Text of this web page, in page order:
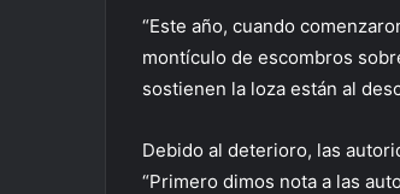
“Este año, cuando
montículo de escombros
sostienen la loza están al
Debido al deterioro, las
“Primero dimos nota a las